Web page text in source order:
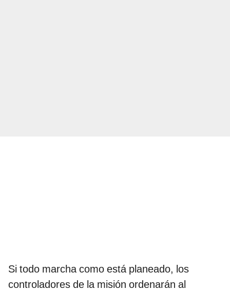
Si todo marcha como está planeado, los
controladores de la misión ordenarán al